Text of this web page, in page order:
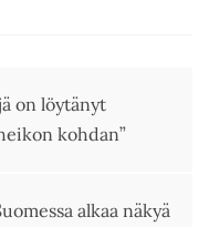
on löytänyt
kohdan”
alkaa näkyä